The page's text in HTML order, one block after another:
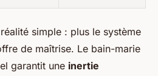
simple : plus le système
de maîtrise. Le bain-marie
garantit une inertie